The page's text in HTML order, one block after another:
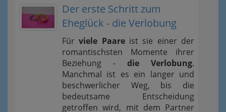
Der erste Schritt zum
Eheglück - die Verlobung
Fürviele Paareist sie einer der
romantischsten Momente ihrer
Beziehung - die Verlobung.
Manchmal ist es ein langer und
beschwerlicher Weg, bis die
bedeutsame Entscheidung
getroffen wird, mit dem Partner